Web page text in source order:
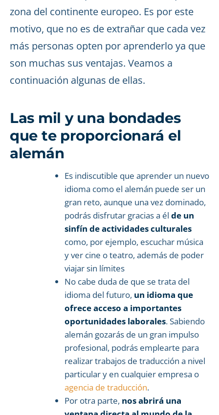
zona del continente europeo. Es por este
motivo, que no es de extrañar que cada vez
más personas opten por aprenderlo ya que
son muchas sus ventajas. Veamos a
continuación algunas de ellas.
Las mil y una bondades
que te proporcionará el
alemán
Es indiscutible que aprender un nuevo
idioma como el alemán puede ser un
gran reto, aunque una vez dominado,
podrás disfrutar gracias a él de un
sinfín de actividades culturales
como, por ejemplo, escuchar música
y ver cine o teatro, además de poder
viajar sin límites
No cabe duda de que se trata del
idioma del futuro, un idioma que
ofrece acceso a importantes
oportunidades laborales. Sabiendo
alemán gozarás de un gran impulso
profesional, podrás emplearte para
realizar trabajos de traducción a nivel
particular y en cualquier empresa o
agencia de traducción.
Por otra parte, nos abrirá una